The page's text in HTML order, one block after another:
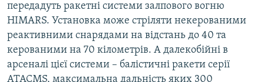
передадуть ракетні системи залпового вогню
HIMARS. Установка може стріляти некерованими
реактивними снарядами на відстань до 40 та
керованими на 70 кілометрів. А далекобійні в
арсеналі цієї системи – балістичні ракети серії
ATACMS, максимальна дальність яких 300